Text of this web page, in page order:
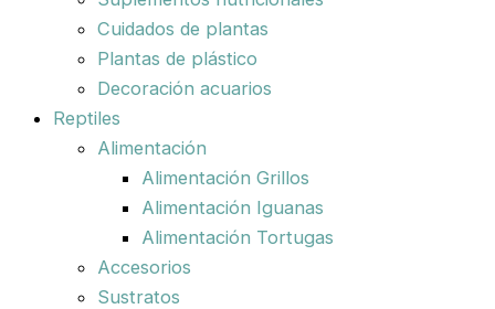
Cuidados de plantas
Plantas de plástico
Decoración acuarios
Reptiles
Alimentación
Alimentación Grillos
Alimentación Iguanas
Alimentación Tortugas
Accesorios
Sustratos